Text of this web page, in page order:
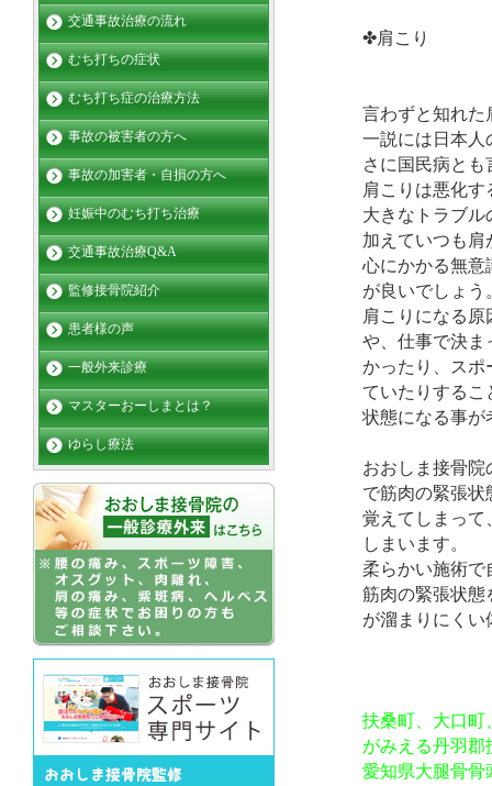
✤
言わずと知れた
一説には日本人
さに国民病と
肩こりは悪化
大きなトラブル
加えていつも肩
心にかかる無意
が良いでしょう
肩こりになる
や、仕事で決ま
かったり、スポ
ていたりするこ
状態になる事が
おおしま接骨院
で筋肉の緊張状
覚えてしまって
しまいます。
柔らかい施術で
筋肉の緊張状態
が溜まりにくい
扶桑町、大口町
がみえる丹羽郡
愛知県大腿骨骨
交通事故治療の流れ
むち打ちの症状
むち打ち症の治療方法
事故の被害者の方へ
事故の加害者・自損の方へ
妊娠中のむち打ち治療
交通事故治療Q&A
監修接骨院紹介
患者様の声
一般外来診療
マスターおーしまとは？
ゆらし療法